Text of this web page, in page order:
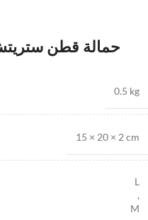
حمالة قطن
0.5 kg
15 × 20 × 2 cm
L
,
M